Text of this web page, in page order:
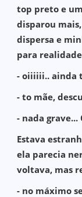
top preto e
disparou
dispersa e
para
- oiiiiii.. ainda
- to mãe,
- nada
Estava
ela parecia
voltava, mas
- no máximo